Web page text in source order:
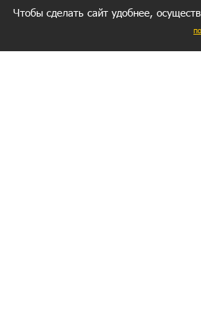
Чтобы сделать сайт удобнее,